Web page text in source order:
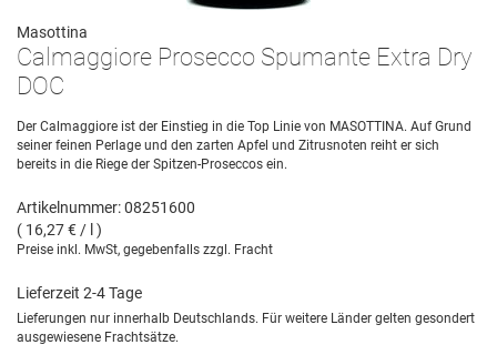
Masottina
Calmaggiore Prosecco Spumante Extra Dry
DOC
Der Calmaggiore ist der Einstieg in die Top Linie von MASOTTINA. Auf Grund
seiner feinen Perlage und den zarten Apfel und Zitrusnoten reiht er sich
bereits in die Riege der Spitzen-Proseccos ein.
Artikelnummer: 08251600
( 16,27 € / l )
Preise inkl. MwSt, gegebenfalls zzgl. Fracht
Lieferzeit 2-4 Tage
Lieferungen nur innerhalb Deutschlands. Für weitere Länder gelten gesondert
ausgewiesene Frachtsätze.